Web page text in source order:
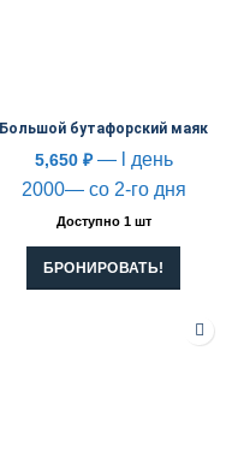
Большой бутафорский маяк
5,650 ₽— l день
2000— со 2-го дня
Доступно 1 шт
БРОНИРОВАТЬ!